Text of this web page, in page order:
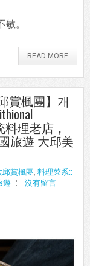
。
READ MORE
賞楓團】개
料理老店，
旅遊 大邱美
邱賞楓團 料理菜系::
遊 沒有留言